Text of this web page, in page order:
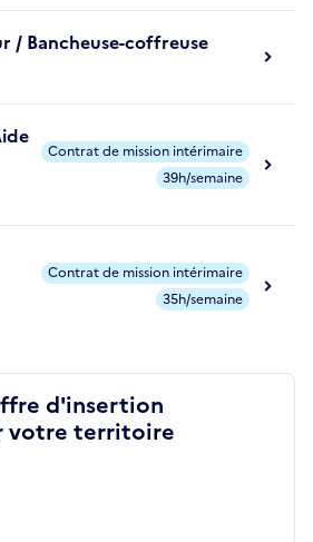
/ Bancheuse-coffreuse
Contrat de mission intérimaire
39h/semaine
Contrat de mission intérimaire
35h/semaine
d'insertion
votre territoire